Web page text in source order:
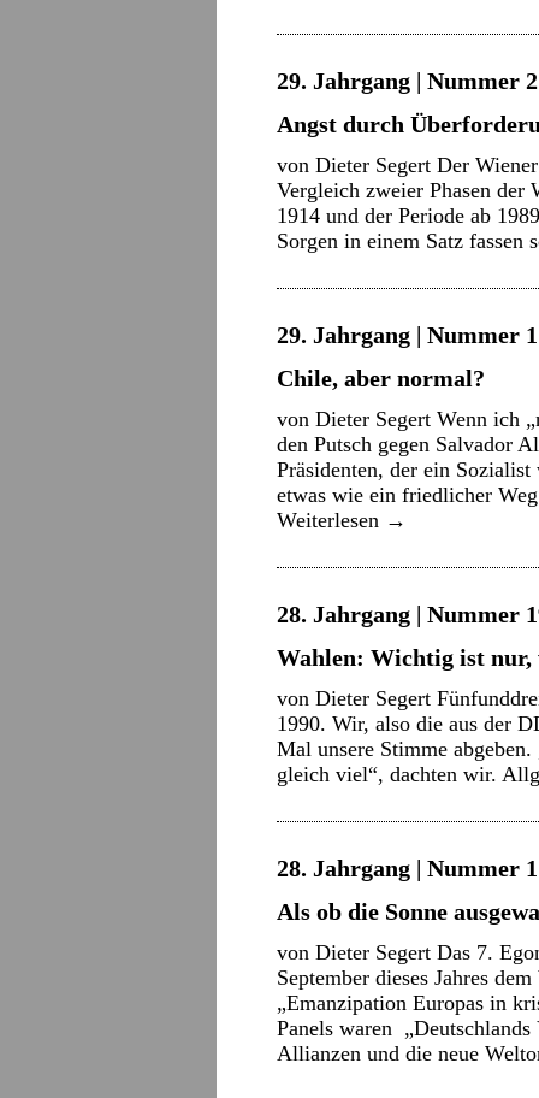
29. Jahrgang | Nummer
Angst durch
von Dieter Segert Der
Vergleich zweier Phasen der
1914 und der Periode ab
Sorgen in einem Satz
29. Jahrgang | Nummer
Chile, aber normal?
von Dieter Segert Wenn ich
den Putsch gegen Salvador
Präsidenten, der ein
etwas wie ein friedlicher
Weiterlesen →
28. Jahrgang | Nummer
Wahlen: Wichtig ist nur,
von Dieter Segert
1990. Wir, also die aus der
Mal unsere Stimme
gleich viel“, dachten wir.
28. Jahrgang | Nummer
Als ob die Sonne
von Dieter Segert Das 7.
September dieses Jahres
„Emanzipation Europas in
Panels waren
Allianzen und die neue